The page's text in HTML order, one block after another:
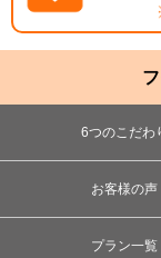
6つのこだわ
お客様の声
プラン一覧